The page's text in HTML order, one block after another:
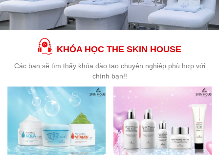
KHÓA HỌC THE SKIN HOUSE
Các bạn sẽ tìm thấy khóa đào tạo chuyên nghiệp phù hợp với
chính bạn!!